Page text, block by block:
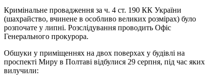
Кримінальне провадження за ч. 4 ст. 190 КК України
(шахрайство, вчинене в особливо великих розмірах) було
розпочате у липні. Розслідування проводить Офіс
Генерального прокурора.
Обшуки у приміщеннях на двох поверхах у будівлі на
проспекті Миру в Полтаві відбулися 29 серпня, під час яких
вилучили: